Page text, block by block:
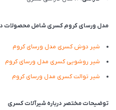
مدل ورسای کروم کسری شامل محصولات
شیر دوش کسری مدل ورسای کروم
شیر روشویی کسری مدل ورسای کروم
شیر توالت کسری مدل ورسای کروم
توضیحات مختصر درباره شیرآلات کسری